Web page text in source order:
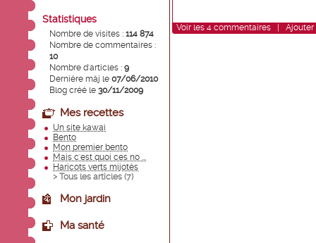
Statistiques
Nombre de visites : 114 874
Nombre de commentaires :
10
Nombre d'articles : 9
Dernière màj le 07/06/2010
Blog créé le 30/11/2009
Mes recettes
Un site kawai
Bento
Mon premier bento
Mais c'est quoi ces no ...
Haricots verts mijotés
> Tous les articles (7)
Mon jardin
Ma santé
Voir les 4 commentaires